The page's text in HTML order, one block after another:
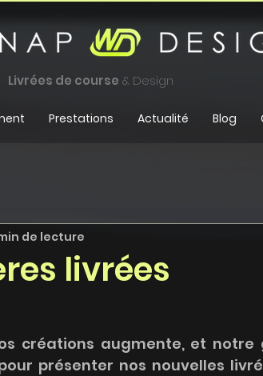
Livrées de course & Design
Prestations Actualité Blog
livrées
de lecture
créations augmente, et notre
présenter nos nouvelles